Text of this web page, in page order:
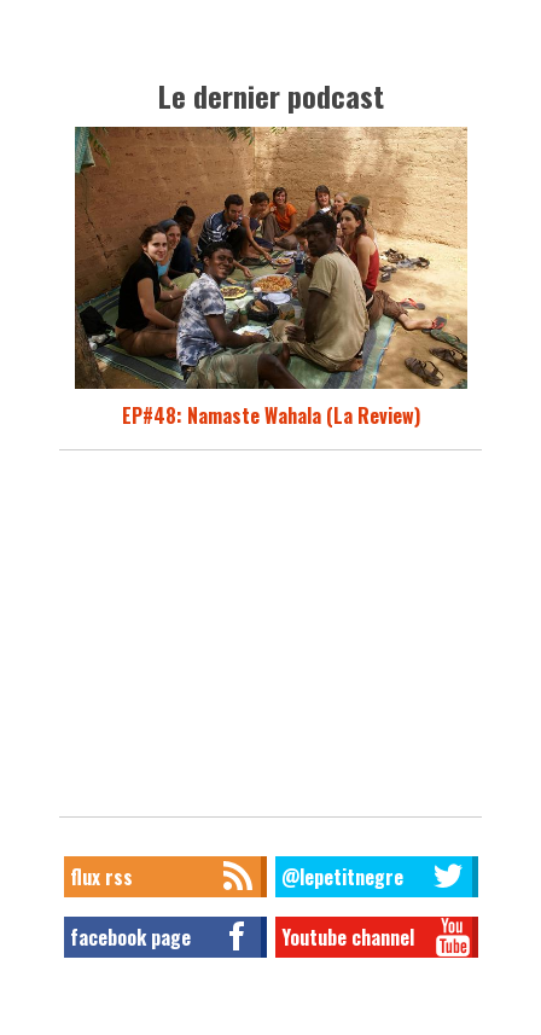
Le dernier podcast
EP#48: Namaste Wahala (La Review)
flux rss @lepetitnegre
facebook page Youtube channel